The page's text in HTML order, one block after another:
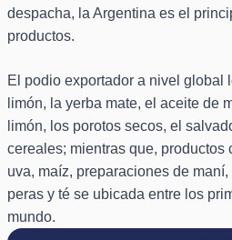
despacha, la Argentina es el
productos.
El podio exportador a nivel global
limón, la yerba mate, el aceite de
limón, los porotos secos, el
cereales; mientras que, productos
uva, maíz, preparaciones de
peras y té se ubicada entre los
mundo.